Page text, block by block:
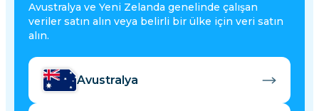
Avustralya ve Yeni Zelanda genelinde çalışan
veriler satın alın veya belirli bir ülke için veri satın
alın.
Avustralya